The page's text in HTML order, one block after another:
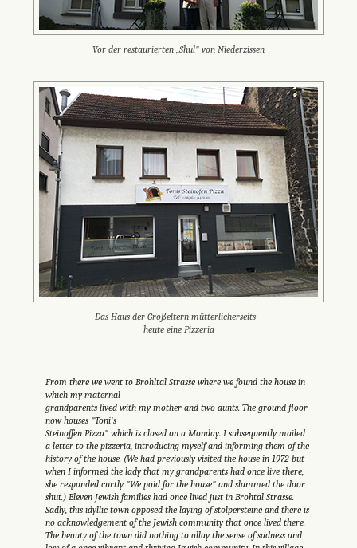
Vor der restaurierten „Shul" von Niederzissen
Das Haus der Großeltern mütterlicherseits –
heute eine Pizzeria
From there we went to Brohltal Strasse where we found the house in
which my maternal
grandparents lived with my mother and two aunts. The ground floor
now houses "Toni’s
Steinoffen Pizza" which is closed on a Monday. I subsequently mailed
a letter to the pizzeria, introducing myself and informing them of the
history of the house. (We had previously visited the house in 1972 but
when I informed the lady that my grandparents had once live there,
she responded curtly "We paid for the house" and slammed the door
shut.) Eleven Jewish families had once lived just in Brohtal Strasse.
Sadly, this idyllic town opposed the laying of stolpersteine and there is
no acknowledgement of the Jewish community that once lived there.
The beauty of the town did nothing to allay the sense of sadness and